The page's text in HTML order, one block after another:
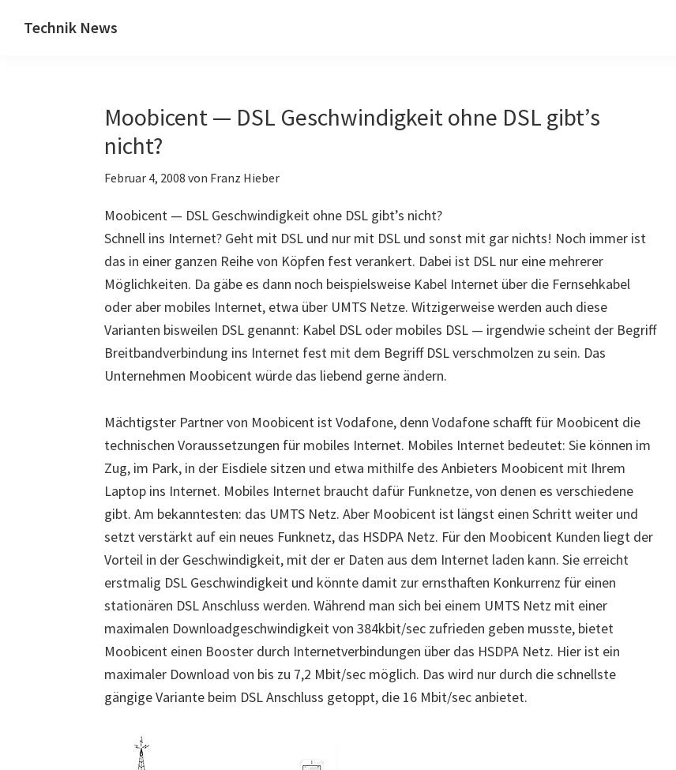
Inhalt
Seitenspalte
Technik News
Moobicent — DSL Geschwindigkeit ohne DSL gibt’s
nicht?
Februar 4, 2008 von Franz Hieber
Moobicent — DSL Geschwindigkeit ohne DSL gibt’s nicht?
Schnell ins Internet? Geht mit DSL und nur mit DSL und sonst mit gar nichts! Noch immer ist
das in einer ganzen Reihe von Köpfen fest verankert. Dabei ist DSL nur eine mehrerer
Möglichkeiten. Da gäbe es dann noch beispielsweise Kabel Internet über die Fernsehkabel
oder aber mobiles Internet, etwa über UMTS Netze. Witzigerweise werden auch diese
Varianten bisweilen DSL genannt: Kabel DSL oder mobiles DSL — irgendwie scheint der Begriff
Breitbandverbindung ins Internet fest mit dem Begriff DSL verschmolzen zu sein. Das
Unternehmen Moobicent würde das liebend gerne ändern.
Mächtigster Partner von Moobicent ist Vodafone, denn Vodafone schafft für Moobicent die
technischen Voraussetzungen für mobiles Internet. Mobiles Internet bedeutet: Sie können im
Zug, im Park, in der Eisdiele sitzen und etwa mithilfe des Anbieters Moobicent mit Ihrem
Laptop ins Internet. Mobiles Internet braucht dafür Funknetze, von denen es verschiedene
gibt. Am bekanntesten: das UMTS Netz. Aber Moobicent ist längst einen Schritt weiter und
setzt verstärkt auf ein neues Funknetz, das HSDPA Netz. Für den Moobicent Kunden liegt der
Vorteil in der Geschwindigkeit, mit der er Daten aus dem Internet laden kann. Sie erreicht
erstmalig DSL Geschwindigkeit und könnte damit zur ernsthaften Konkurrenz für einen
stationären DSL Anschluss werden. Während man sich bei einem UMTS Netz mit einer
maximalen Downloadgeschwindigkeit von 384kbit/sec zufrieden geben musste, bietet
Moobicent einen Booster durch Internetverbindungen über das HSDPA Netz. Hier ist ein
maximaler Download von bis zu 7,2 Mbit/sec möglich. Das wird nur durch die schnellste
gängige Variante beim DSL Anschluss getoppt, die 16 Mbit/sec anbietet.